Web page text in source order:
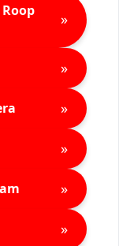
»
»
»
»
»
»